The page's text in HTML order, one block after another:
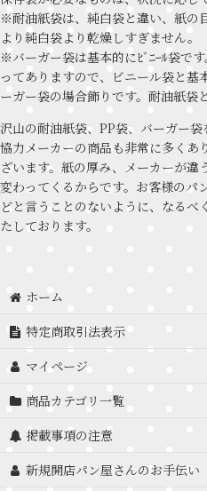
※耐油紙袋は、純白袋と違い、紙の
より純白袋より乾燥しすぎません。
※バーガー袋は基本的にﾋﾞﾆｰﾙ袋で
ってありますので、ビニール袋と基
ーガー袋の場合飾りです。耐油紙袋
沢山の耐油紙袋、PP袋、バーガー袋
協力メーカーの商品も非常に多くあ
ざいます。紙の厚み、メーカーが
変わってくるからです。お客様のパ
どと言うことのないように、なる
たしております。
ホーム
特定商取引法表示
マイページ
商品カテゴリ一覧
掲載事項の注意
新規開店パン屋さんのお手伝い